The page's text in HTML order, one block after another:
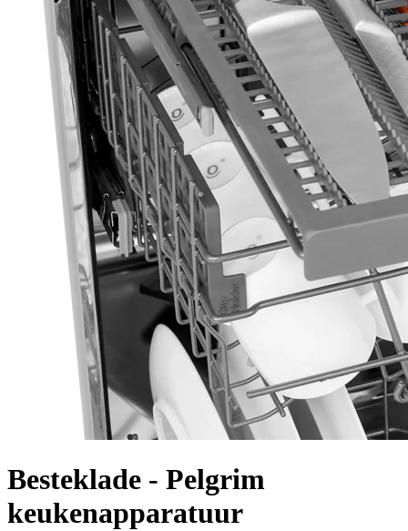
Besteklade - Pelgrim
keukenapparatuur